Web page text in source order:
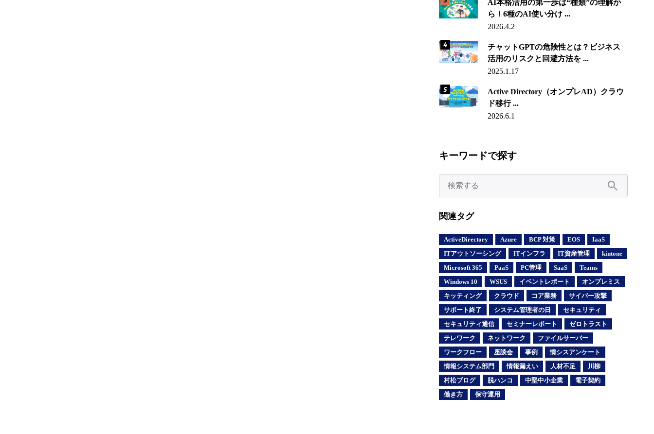
AI本格活用の第一歩は“種類”の理解か
ら！6種のAI使い分け ...
2026.4.2
チャットGPTの危険性とは？ビジネス
活用のリスクと回避方法を ...
2025.1.17
Active Directory（オンプレAD）クラウ
ド移行 ...
2026.6.1
キーワードで探す
関連タグ
ActiveDirectory Azure BCP 対策 EOS
IaaS
ITアウトソーシング
ITインフラ IT資産管理
kintone
Microsoft 365
PaaS PC管理 SaaS
Teams
Windows 10
WSUS イベントレポート
オンプレミス
キッティング
クラウド コア業務
サイバー攻撃
サポート終了
システム管理者の日
セキュリティ
セキュリティ通信
セミナーレポート
ゼロトラスト
テレワーク
ネットワーク
ファイルサーバー
ワークフロー
座談会 事例
情シスアンケート
情報システム部門
情報漏えい 人材不足
川柳
村松ブログ
脱ハンコ 中堅中小企業
電子契約
働き方
保守運用